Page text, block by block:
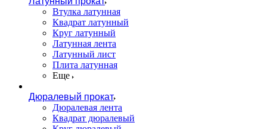
Втулка латунная
Квадрат латунный
Круг латунный
Латунная лента
Латунный лист
Плита латунная
Еще
Дюралевый прокат
Дюралевая лента
Квадрат дюралевый